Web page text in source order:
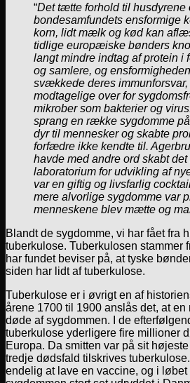
“Det tætte forhold til husdyrene
bondesamfundets ensformige
korn, lidt mælk og kød kan
tidlige europæiske bønders
langt mindre indtag af protein i
og samlere, og
svækkede deres
modtagelige over for
mikrober som bakterier og
sprang en række sygdomme
dyr til mennesker og skabte
forfædre ikke kendte til.
havde med andre ord skabt
laboratorium for udvikling af
var en giftig og livsfarlig
mere alvorlige sygdomme var
menneskene blev mætte og
Blandt de sygdomme, vi har fået fra
tuberkulose. Tuberkulosen
har fundet beviser på, at tyske
siden har lidt af tuberkulose.
Tuberkulose er i øvrigt en af
årene 1700 til 1900 anslås det, at
døde af sygdommen. I de
tuberkulose yderligere fire millioner
Europa. Da smitten var på sit
tredje dødsfald tilskrives
endelig at lave en vaccine, og i løbet